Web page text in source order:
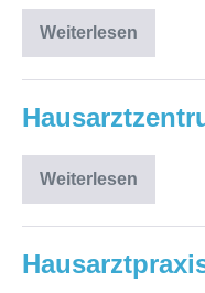
WeiterlesenKardiologische
Weiterlesen
West